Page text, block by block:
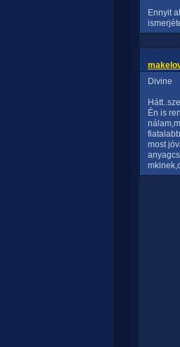
Ennyit
Divine
Én is
most